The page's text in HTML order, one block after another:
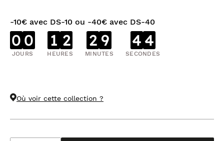
-10€ avec DS-10 ou -40€ avec DS-40
0 0
JOURS
1 2
HEURES
2 9
MINUTES
4 3
SECONDES
Où voir cette collection ?